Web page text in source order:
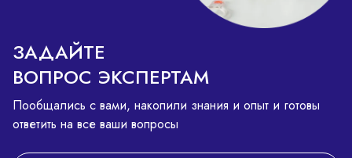
ЗАДАЙТЕ
ВОПРОС ЭКСПЕРТАМ
Пообщались с вами, накопили знания и опыт и готовы
ответить на все ваши вопросы